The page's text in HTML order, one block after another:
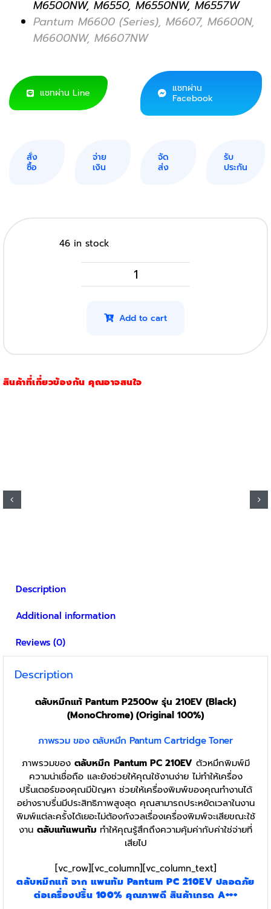
M6500NW, M6550, M6550NW, M6557W
Pantum M6600 (Series), M6607, M6600N,
M6600NW, M6607NW
แชทผ่าน Line
แชทผ่าน
Facebook
สั่ง
ซื้อ
จ่าย
เงิน
จัด
ส่ง
รับ
ประกัน
46 in stock
Pantum
รุ่น
Add to cart
สินค้าที่เกี่ยวข้องกัน คุณอาจสนใจ
Description
Additional information
Reviews (0)
Description
ตลับหมึกแท้ Pantum P2500w รุ่น 210EV (Black)
(MonoChrome) (Original 100%)
ภาพรวม ของ ตลับหมึก Pantum Cartridge Toner
ภาพรวมของ ตลับหมึก Pantum PC 210EVตัวหมึกพิมพ์มี
ความน่าเชื่อถือ และยังช่วยให้คุณใช้งานง่าย ไม่ทำให้เครื่อง
ปริ้นเตอร์ของคุณมีปัญหา ช่วยให้เครื่องพิมพ์ของคุณทำงานได้
อย่างราบรื่นมีประสิทธิภาพสูงสุด คุณสามารถประหยัดเวลาในงาน
พิมพ์แต่ละครั้งได้เยอะไม่ต้องกังวลเรื่องเครื่องพิมพ์จะเสียขณะใช้
งาน ตลับแท้แพนทัม ทำให้คุณรู้สึกถึงความคุ้มค่ากับค่าใช่จ่ายที่
เสียไป
[vc_row][vc_column][vc_column_text]
ตลับหมึกแท้ จาก แพนทัม Pantum PC 210EV ปลอดภัย
ต่อเครื่องปริ้น 100% คุณภาพดี สินค้าเกรด A+++